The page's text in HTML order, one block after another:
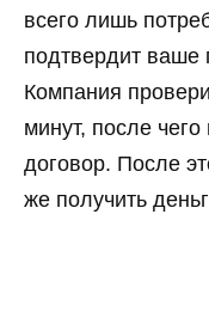
всего лишь
подтвердит ваше
Компания
минут, после
договор. После
же получить